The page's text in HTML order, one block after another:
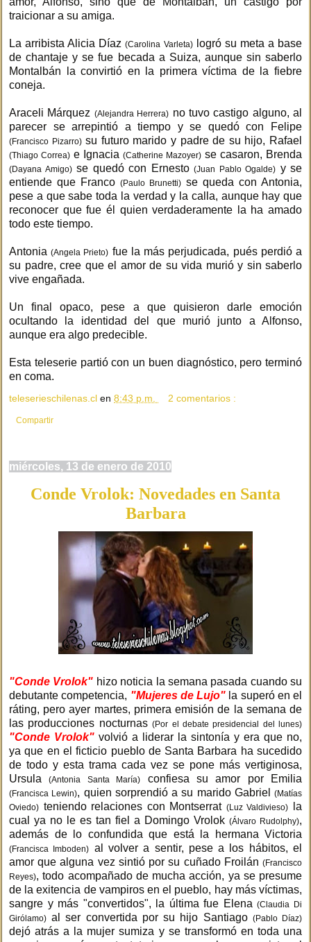
traicionar a su amiga.
La arribista Alicia Díaz(Carolina Varleta)logró su meta a base
de chantaje y se fue becada a Suiza, aunque sin saberlo
Montalbán la convirtió en la primera víctima de la fiebre
coneja.
Araceli Márquez (Alejandra Herrera) no tuvo castigo alguno, al
parecer se arrepintió a tiempo y se quedó con Felipe
(Francisco Pizarro)su futuro marido y padre de su hijo, Rafael
(Thiago Correa) e Ignacia (Catherine Mazoyer) se casaron, Brenda
(Dayana Amigo)se quedó con Ernesto (Juan Pablo Ogalde) y se
entiende que Franco (Paulo Brunetti) se queda con Antonia,
pese a que sabe toda la verdad y la calla, aunque hay que
reconocer que fue él quien verdaderamente la ha amado
todo este tiempo.
Antonia(Angela Prieto) fue la más perjudicada, pués perdió a
su padre, cree que el amor de su vida murió y sin saberlo
vive engañada.
Un final opaco, pese a que quisieron darle emoción
ocultando la identidad del que murió junto a Alfonso,
aunque era algo predecible.
Esta teleserie partió con un buen diagnóstico, pero terminó
en coma.
teleserieschilenas.cl en 8:43 p.m. 2 comentarios :
Compartir
miércoles, 13 de enero de 2010
Conde Vrolok: Novedades en Santa
Barbara
"Conde Vrolok" hizo noticia la semana pasada cuando su
debutante competencia, "Mujeres de Lujo" la superó en el
ráting, pero ayer martes, primera emisión de la semana de
las producciones nocturnas(Por el debate presidencial del lunes)
"Conde Vrolok" volvió a liderar la sintonía y era que no,
ya que en el ficticio pueblo de Santa Barbara ha sucedido
de todo y esta trama cada vez se pone más vertiginosa,
Ursula(Antonia Santa María) confiesa su amor por Emilia
(Francisca Lewin), quien sorprendió a su marido Gabriel
(Matías
Oviedo) teniendo relaciones con Montserrat (Luz Valdivieso)
la
cual ya no le es tan fiel a Domingo Vrolok (Álvaro Rudolphy),
además de lo confundida que está la hermana Victoria
(Francisca Imboden) al volver a sentir, pese a los hábitos, el
amor que alguna vez sintió por su cuñado Froilán (Francisco
Reyes), todo acompañado de mucha acción, ya se presume
de la exitencia de vampiros en el pueblo, hay más víctimas,
sangre y más "convertidos", la última fue Elena(Claudia Di
Girólamo) al ser convertida por su hijo Santiago (Pablo Díaz)
dejó atrás a la mujer sumiza y se transformó en toda una